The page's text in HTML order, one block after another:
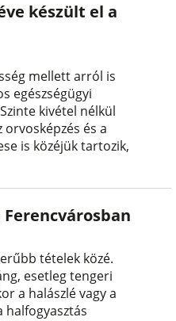
készült el a
mellett arról is
egészségügyi
kivétel nélkül
és a
is közéjük tartozik,
tételek közé.
esetleg tengeri
a halászlé vagy a
halfogyasztás